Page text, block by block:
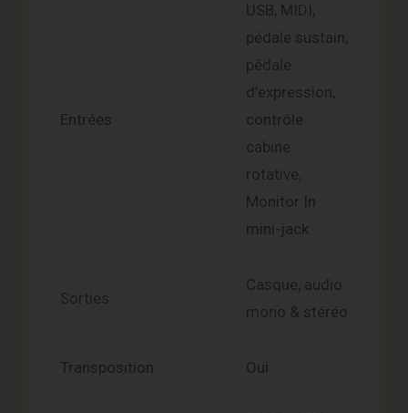
Entrées
USB, MIDI,
pédale sustain,
pédale
d’expression,
contrôle
cabine
rotative,
Monitor In
mini-jack
Sorties
Casque, audio
mono & stéréo
Transposition Oui